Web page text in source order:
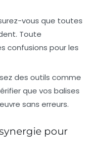
vous que toutes
Toute
confusions pour les
des outils comme
que vos balises
sans erreurs.
pour